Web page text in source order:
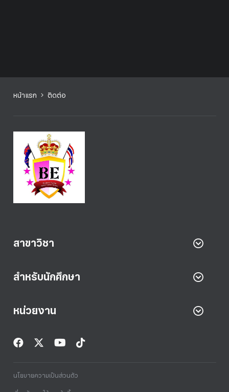
หน้าแรก ติดต่อ
สาขาวิชา
สำหรับนักศึกษา
หน่วยงาน
นโยบายความเป็นส่วนตัว